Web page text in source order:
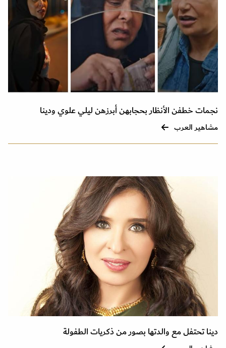
نجمات خطفن الأنظار بحجابهن أبرزهن ليلي علوي ودينا
مشاهير العرب
دينا تحتفل مع والدتها بصور من ذكريات الطفولة